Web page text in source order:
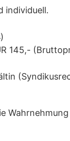
individuell.
145,-